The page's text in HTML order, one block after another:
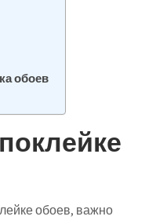
обоев
обоев, важно